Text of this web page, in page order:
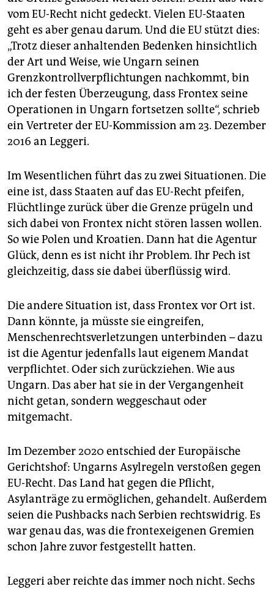
vom EU-Recht nicht gedeckt. Vielen EU-Staaten
geht es aber genau darum. Und die EU stützt dies:
„Trotz dieser anhaltenden Bedenken hinsichtlich
der Art und Weise, wie Ungarn seinen
Grenzkontrollverpflichtungen nachkommt, bin
ich der festen Überzeugung, dass Frontex seine
Operationen in Ungarn fortsetzen sollte“, schrieb
ein Vertreter der EU-Kommission am 23. Dezember
2016 an Leggeri.
Im Wesentlichen führt das zu zwei Situationen. Die
eine ist, dass Staaten auf das EU-Recht pfeifen,
Flüchtlinge zurück über die Grenze prügeln und
sich dabei von Frontex nicht stören lassen wollen.
So wie Polen und Kroatien. Dann hat die Agentur
Glück, denn es ist nicht ihr Problem. Ihr Pech ist
gleichzeitig, dass sie dabei überflüssig wird.
Die andere Situation ist, dass Frontex vor Ort ist.
Dann könnte, ja müsste sie eingreifen,
Menschenrechtsverletzungen unterbinden – dazu
ist die Agentur jedenfalls laut eigenem Mandat
verpflichtet. Oder sich zurückziehen. Wie aus
Ungarn. Das aber hat sie in der Vergangenheit
nicht getan, sondern weggeschaut oder
mitgemacht.
Im Dezember 2020 entschied der Europäische
Gerichtshof: Ungarns Asylregeln verstoßen gegen
EU-Recht. Das Land hat gegen die Pflicht,
Asylanträge zu ermöglichen, gehandelt. Außerdem
seien die Pushbacks nach Serbien rechtswidrig. Es
war genau das, was die frontexeigenen Gremien
schon Jahre zuvor festgestellt hatten.
Leggeri aber reichte das immer noch nicht. Sechs